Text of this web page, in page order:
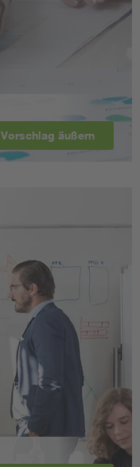
Vorschlag äußern